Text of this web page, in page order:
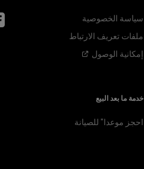
سياسة الخصوصية
ملفات تعريف الارتباط
إمكانية الوصول
خدمة ما بعد البيع
احجز موعدا" للصيانة